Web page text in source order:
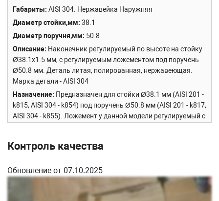
Габариты AISI 304. Нержавейка Наружняя
Диаметр стойки,мм 38.1
Диаметр поручня,мм 50.8
Описание Наконечник регулируемый по высоте на стойку
Ø38.1х1.5 мм, с регулируемым ложементом под поручень
Ø50.8 мм. Деталь литая, полированная, нержавеющая.
Марка детали - AISI 304
Назначение Предназначен для стойки Ø38.1 мм (AISI 201 -
k815, AISI 304 - k854) под поручень Ø50.8 мм (AISI 201 - k817,
AISI 304 - k855). Ложемент у данной модели регулируемый с
Особенность модели Регулировка по высоте! Если вы ни
модель! Уникальность позиции заключается в том, что с
помощью неё вы можете регулировать высоту поручня и
подгонять под них стойку на лестничных маршах (не надо
Контроль качества
Обновление от 07.10.2025